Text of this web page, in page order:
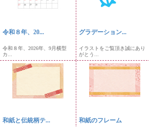
令和８年、20...
令和８年、2026年、9月横型
カ...
グラデーション...
イラストをご覧頂き誠にあり
がとう...
和紙と伝統柄テ... 和紙のフレーム